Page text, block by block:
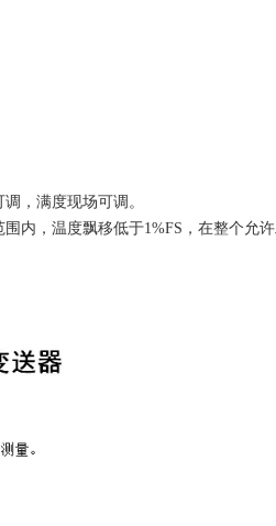
，满度现场可调。
内，温度飘移低于1%FS，在整个允